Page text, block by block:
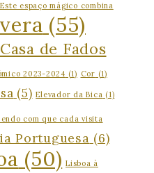
espaço mágico combina
(55)
Casa de Fados
2023-2024 (1) Cor (1)
(5) Elevador da Bica (1)
com que cada visita
Portuguesa (6)
(50) Lisboa à